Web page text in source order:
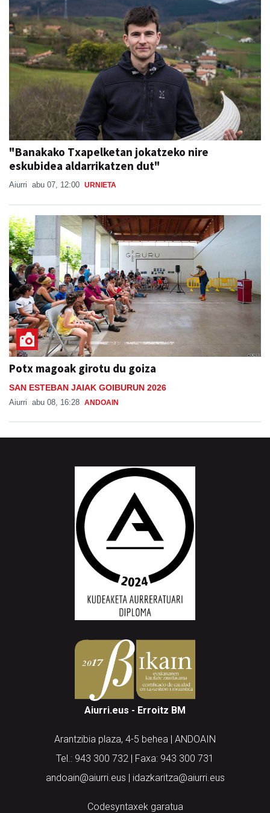
"Banakako Txapelketan jokatzeko nire
eskubidea aldarrikatzen dut"
Aiurri abu 07, 12:00 URNIETA
Potx magoak girotu du goiza
SAN ESTEBAN JAIAK GOIBURUN 2026
Aiurri abu 08, 16:28 ANDOAIN
Aiurri.eus - Erroitz BM
Arantzibia plaza, 4-5 behea | ANDOAIN
Tel.: 943 300 732 | Faxa: 943 300 731
andoain@aiurri.eus | idazkaritza@aiurri.eus
Codesyntaxek garatua